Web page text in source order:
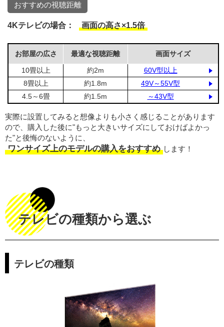
おすすめの視聴距離
4Kテレビの場合： 画面の高さ×1.5倍
お部屋の広さ 最適な視聴距離 画面サイズ
10畳以上 約2m
60V型以上
8畳以上
約1.8m
49V～55V型
4.5～6畳
約1.5m ～43V型
実際に設置してみると想像よりも小さく感じることがあります
ので、購入した後に"もっと大きいサイズにしておけばよかっ
た"と後悔のないように、
ワンサイズ上のモデルの購入をおすすめ します！
テレビの種類から選ぶ
テレビの種類